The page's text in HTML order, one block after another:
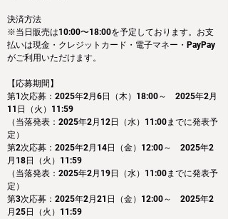
決済方法
※当日販売は10:00〜18:00を予定しております。お支
払いは現金・クレジットカード・電子マネー・PayPay
がご利用いただけます。
【応募期間】
第1次応募：2025年2月6日（木）18:00～　2025年2月
11日（火）11:59
（当落発表：2025年2月12日（水）11:00までに発表予
定）
第2次応募：2025年2月14日（金）12:00～　2025年2
月18日（火）11:59
（当落発表：2025年2月19日（水）11:00までに発表予
定）
第3次応募：2025年2月21日（金）12:00～　2025年2
月25日（火）11:59